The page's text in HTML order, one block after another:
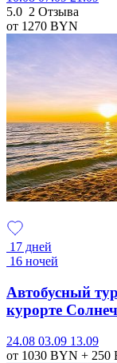
5.0 2 Отзыва
от 1270 BYN
17 дней
16 ночей
Автобусный
курорте
24.08 03.09 13.09
от 1030 BYN + 250